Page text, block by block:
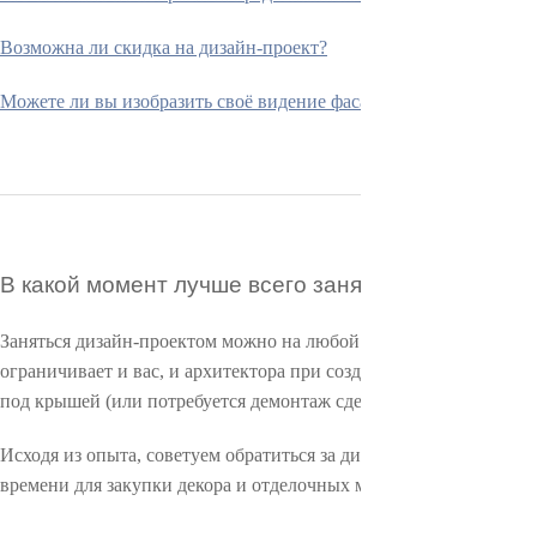
Возможна ли скидка на дизайн-проект?
Можете ли вы изобразить своё видение фасада до заключения
В какой момент лучше всего заняться дизайн-
Заняться дизайн-проектом можно на любой стадии
ограничивает и вас, и архитектора при создании дизайна.
под крышей (или потребуется демонтаж сделанной подшивки).
Исходя из опыта, советуем обратиться за дизайн-проектом в
времени для закупки декора и отделочных материалов.
Московская область,
Профессиональная ул.,
Реквизиты
© 2005–2025 ООО "Фасадэль".
Название и логотип "Фасадэль"
— зарегистрированный
товарный знак.